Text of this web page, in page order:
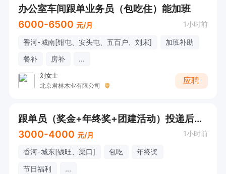
办公室车间跟单业务员（包吃住）能加班
6000-6500 元/月 1小时前
香河-城南[钳屯、安头屯、五百户、刘宋]
加班补助
餐补
房补 ...
刘女士
北京君林木业有限公司
应聘
跟单员（奖金+年终奖+团建活动）投递后请直接电话联系
3000-4000 元/月 1小时前
香河-城东[钱旺、渠口] 包吃
年终奖
节日福利
...